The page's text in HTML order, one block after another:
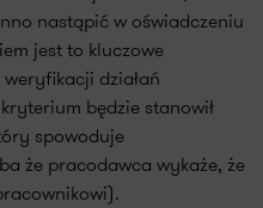
nastąpić w oświadczeniu
jest to kluczowe
działań
będzie stanowił
spowoduje
że pracodawca wykaże, że